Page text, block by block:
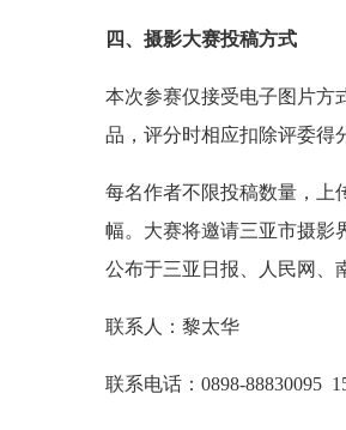
四、摄影大赛投稿方式
本次参赛仅接受电子图片方
品，评分时相应扣除评委得
每名作者不限投稿数量，上
幅。大赛将邀请三亚市摄影
公布于三亚日报、人民网、
联系人：黎太华
联系电话：0898-88830095